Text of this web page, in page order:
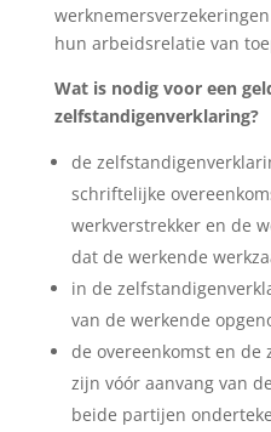
hun arbeidsrelatie van
Wat is nodig voor een
zelfstandigenverklaring?
de
schriftelijke
werkverstrekker en de
dat de werkende
in de
van de werkende
de overeenkomst en
zijn vóór aanvang van
beide partijen